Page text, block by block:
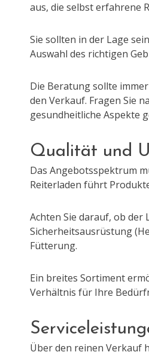
aus, die selbst erfahrene
Sie sollten in der Lage
Auswahl des richtigen
Die Beratung sollte
den Verkauf. Fragen Sie
gesundheitliche Aspekte
Qualität und
Das Angebotsspektrum
Reiterladen führt
Achten Sie darauf, ob
Sicherheitsausrüstung
Fütterung.
Ein breites Sortiment
Verhältnis für Ihre
Über den reinen Verkauf